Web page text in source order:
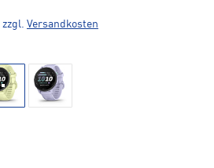
zzgl. Versandkosten